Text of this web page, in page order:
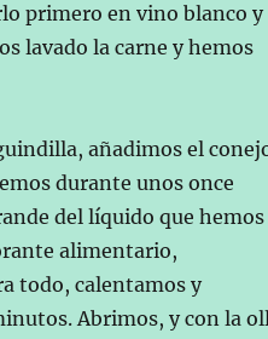
primero en vino blanco y
lavado la carne y hemos
añadimos el
durante unos once
del líquido que hemos
alimentario,
todo, calentamos y
Abrimos, y con la